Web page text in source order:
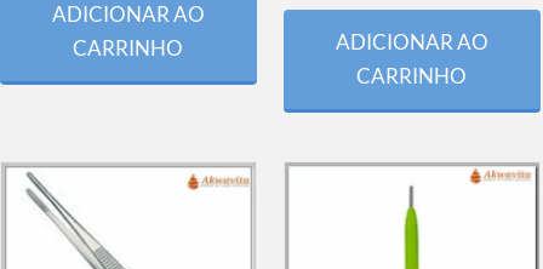
ADICIONAR AO
CARRINHO
ADICIONAR AO
CARRINHO